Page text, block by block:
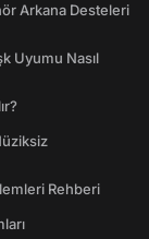
Arkana Desteleri
Uyumu Nasıl
Rehberi